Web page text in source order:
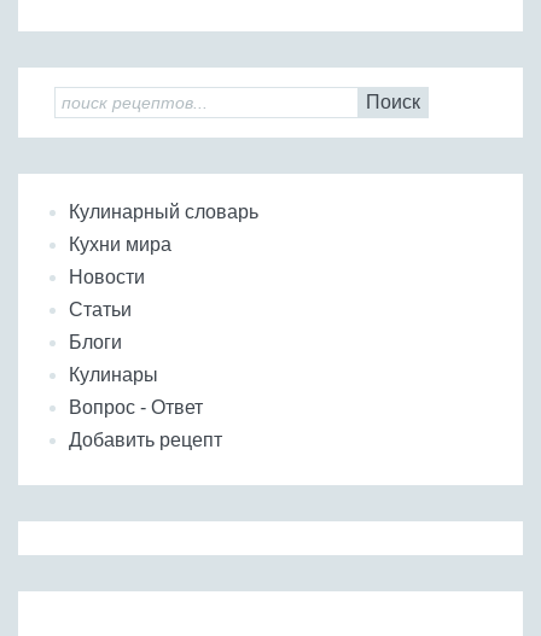
Поиск
Кулинарный словарь
Кухни мира
Новости
Статьи
Блоги
Кулинары
Вопрос - Ответ
Добавить рецепт